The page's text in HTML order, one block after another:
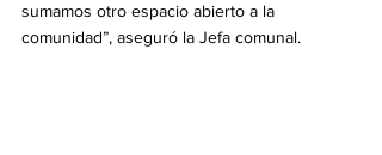
sumamos otro espacio abierto a la
comunidad”, aseguró la Jefa comunal.